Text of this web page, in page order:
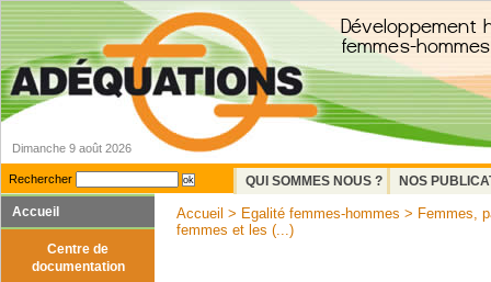
Dimanche 9 août 2026
Rechercher QUI SOMMES NOUS ?
NOS
Accueil
Centre de
documentation
Accueil > Egalité femmes-hommes > Femmes,
femmes et les (...)